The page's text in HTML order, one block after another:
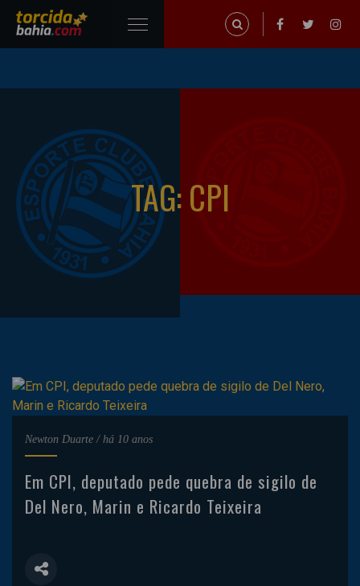
TAG: CPI
Newton Duarte / há 10 anos
Em CPI, deputado pede quebra de sigilo de
Del Nero, Marin e Ricardo Teixeira